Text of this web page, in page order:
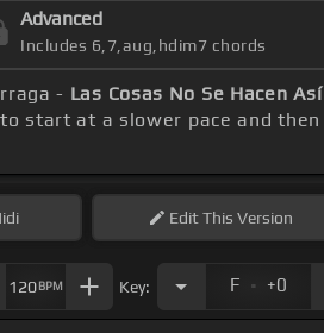
Advanced
Includes 6,7,aug,hdim7 chords
- Las Cosas No Se Hacen
start at a slower pace and
EditThis Version
120BPM Key: F . +0